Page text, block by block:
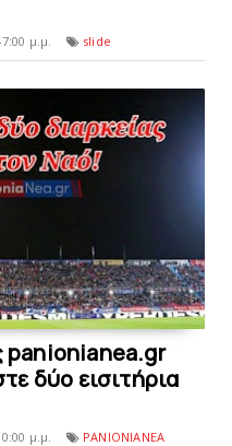
μ.μ. slide
panionianea.gr
δύο εισιτήρια
μ.μ. PANIONIANEA